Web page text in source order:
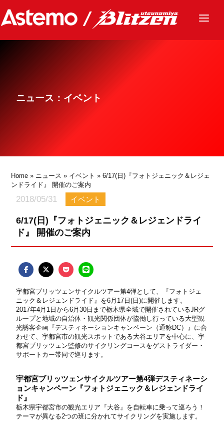
ニュース
グッズ
ニュース：イベント
Home » ニュース » イベント » 6/17(日)『フォトジェニック＆レジェ
ンドライド』 開催のご案内
2018/05/31 イベント
6/17(日)『フォトジェニック＆レジェンドライ
ド』 開催のご案内
宇都宮ブリッツェンサイクルツアー第4弾として、『フォトジェ
ニック＆レジェンドライド』を6月17日(日)に開催します。
2017年4月1日から6月30日まで栃木県全域で開催されているJRグ
ループと地域の自治体・観光関係団体が協働し行っている大型観
光誘客企画『デスティネーションキャンペーン（通称DC）』に合
わせて、宇都宮市の観光スポットである大谷エリアを中心に、宇
都宮ブリッツェン監修のサイクリングコースをゲストライダー・
サポートカー帯同で巡ります。
宇都宮ブリッツェンサイクルツアー第4弾デスティネーシ
ョンキャンペーン『フォトジェニック＆レジェンドライ
ド』
栃木県宇都宮市の観光エリア『大谷』を自転車に乗って巡ろう！
テーマが異なる2つの班に分かれてサイクリングを実施します。